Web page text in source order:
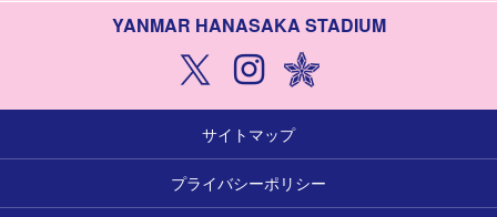
YANMAR HANASAKA STADIUM
サイトマップ
プライバシーポリシー